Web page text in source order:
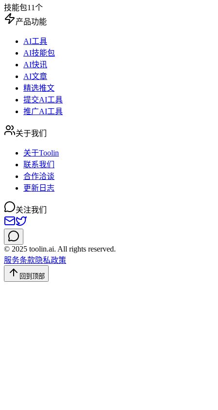
技能包11个
产品功能
AI工具
AI技能包
AI快讯
AI文章
精选推文
提交AI工具
推广AI工具
关于我们
关于Toolin
联系我们
合作洽谈
更新日志
关注我们
© 2025 toolin.ai. All rights reserved.
服务条款隐私政策
回到顶部